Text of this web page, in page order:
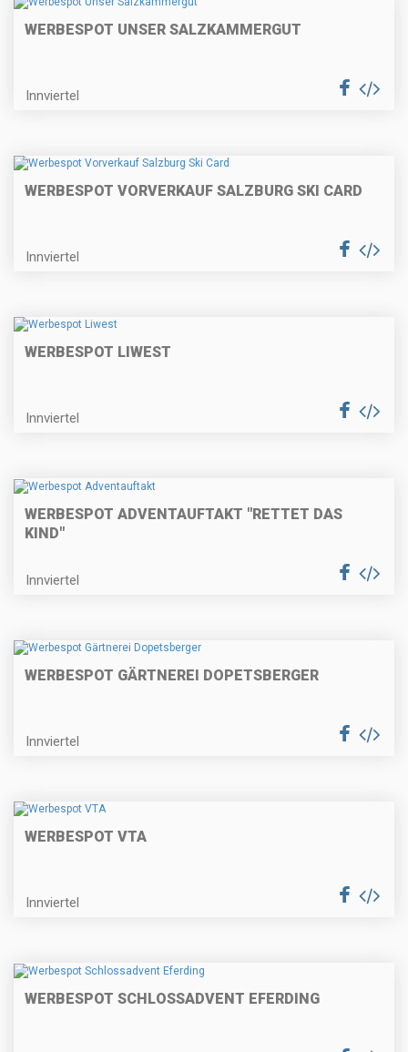
WERBESPOT UNSER SALZKAMMERGUT
Innviertel
WERBESPOT VORVERKAUF SALZBURG SKI CARD
Innviertel
WERBESPOT LIWEST
Innviertel
WERBESPOT ADVENTAUFTAKT "RETTET DAS
KIND"
Innviertel
WERBESPOT GÄRTNEREI DOPETSBERGER
Innviertel
WERBESPOT VTA
Innviertel
WERBESPOT SCHLOSSADVENT EFERDING